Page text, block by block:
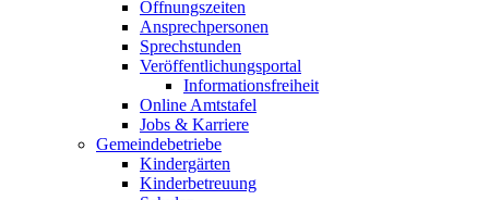
Öffnungszeiten
Ansprechpersonen
Sprechstunden
Veröffentlichungsportal
Informationsfreiheit
Online Amtstafel
Jobs & Karriere
Gemeindebetriebe
Kindergärten
Kinderbetreuung